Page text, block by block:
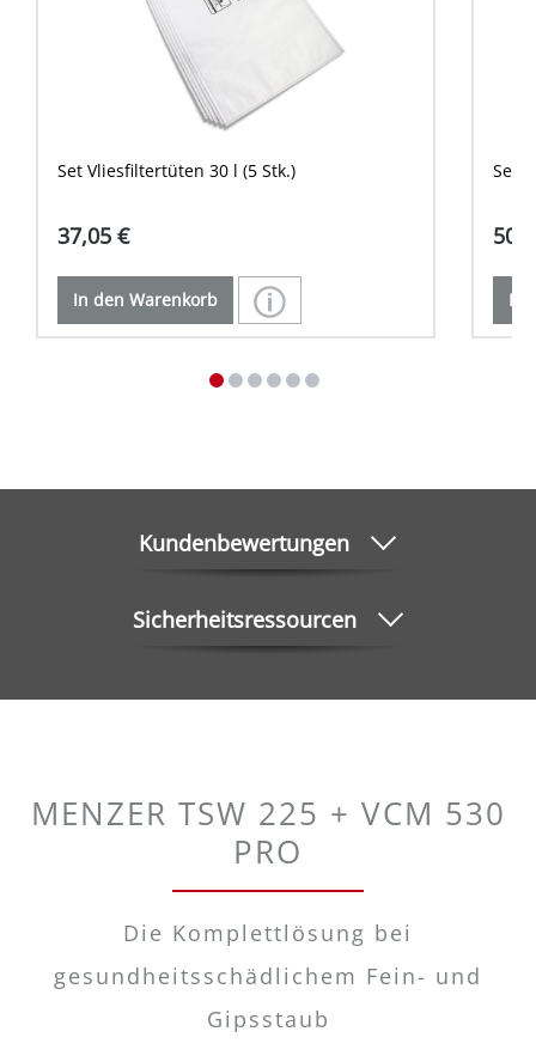
Set Vliesfiltertüten 30 l (5 Stk.)
37,05 €
In den Warenkorb
Set
In
Kundenbewertungen
Sicherheitsressourcen
MENZER TSW 225 + VCM 530
PRO
Die Komplettlösung bei
gesundheitsschädlichem Fein- und
Gipsstaub